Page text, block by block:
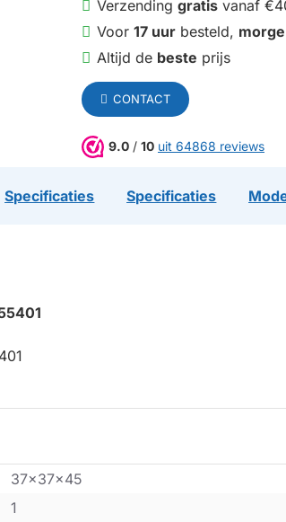
Verzending gratis vanaf
Voor 17 uur besteld,
Altijd de beste prijs
CONTACT
9.0 / 10 uit 64868 reviews
Specificaties Specificaties
37x37x45
1